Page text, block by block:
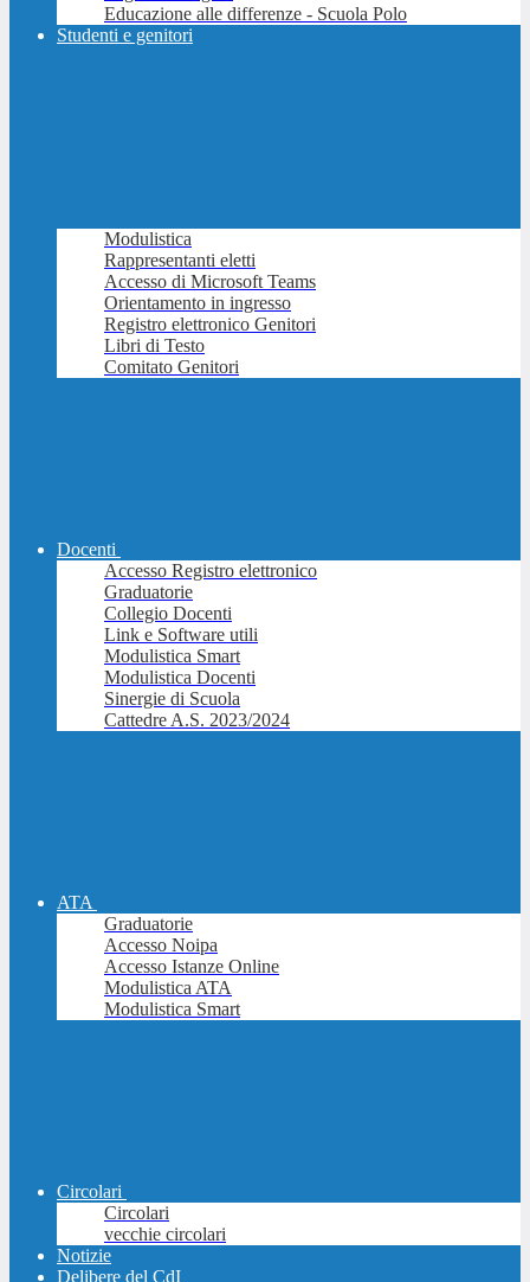
Educazione alle differenze - Scuola Polo
Studenti e genitori
Modulistica
Rappresentanti eletti
Accesso di Microsoft Teams
Orientamento in ingresso
Registro elettronico Genitori
Libri di Testo
Comitato Genitori
Docenti
Accesso Registro elettronico
Graduatorie
Collegio Docenti
Link e Software utili
Modulistica Smart
Modulistica Docenti
Sinergie di Scuola
Cattedre A.S. 2023/2024
ATA
Graduatorie
Accesso Noipa
Accesso Istanze Online
Modulistica ATA
Modulistica Smart
Circolari
Circolari
vecchie circolari
Notizie
Delibere del CdI